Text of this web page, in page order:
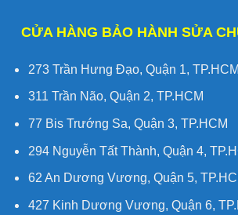
CỬA HÀNG BẢO HÀNH SỬA
273 Trần Hưng Đạo, Quận 1, TP.HCM
311 Trần Não, Quận 2, TP.HCM
77 Bis Trướng Sa, Quận 3, TP.HCM
294 Nguyễn Tất Thành, Quận 4,
62 An Dương Vương, Quận 5,
427 Kinh Dương Vương, Quận 6,